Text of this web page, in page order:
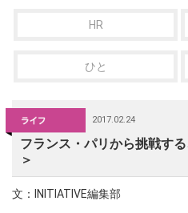
HR
ひと
2017.02.24
フランス・パリから挑戦す
＞
文：INITIATIVE編集部